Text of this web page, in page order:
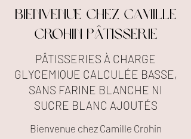
Bienvenue chez Camille
Crohin PÂTISSERIE
​PÂTISSERIES À CHARGE
GLYCEMIQUE CALCULÉE BASSE,
SANS FARINE BLANCHE NI
SUCRE BLANC AJOUTÉS
Bienvenue chez Camille Crohin